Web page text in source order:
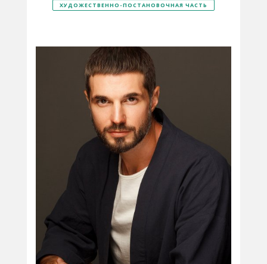
ХУДОЖЕСТВЕННО-ПОСТАНОВОЧНАЯ ЧАСТЬ